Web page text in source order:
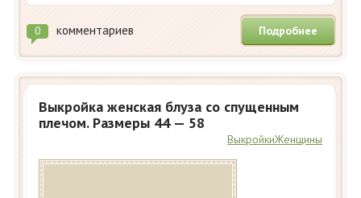
0 комментариев Подробнее
Выкройка женская блуза со спущенным
плечом. Размеры 44 — 58
ВыкройкиЖенщины